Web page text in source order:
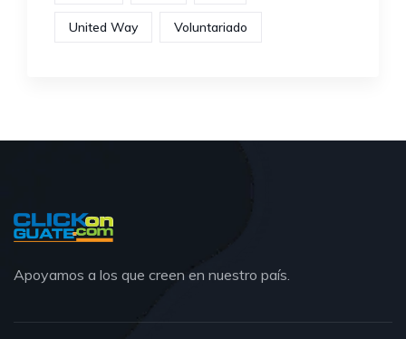
United Way Voluntariado
Apoyamos a los que creen en nuestro país.